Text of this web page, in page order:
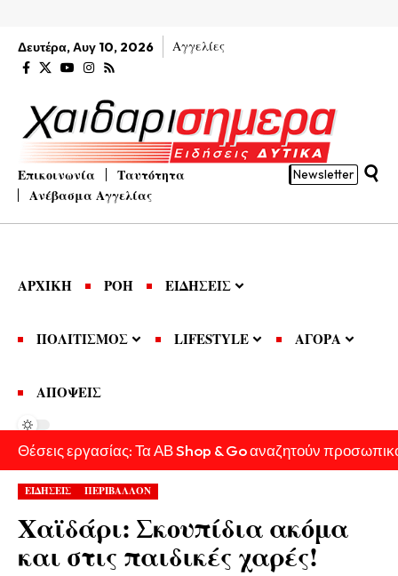
Δευτέρα, Αυγ 10, 2026 Αγγελίες
Επικοινωνία
Ταυτότητα
Ανέβασμα Αγγελίας
Newsletter
ΑΡΧΙΚΗ ΡΟΗ ΕΙΔΗΣΕΙΣ
ΠΟΛΙΤΙΣΜΟΣ LIFESTYLE ΑΓΟΡΑ
ΑΠΟΨΕΙΣ
Θέσεις εργασίας: Τα ΑΒ Shop & Go αναζητούν
ΕΙΔΗΣΕΙΣ ΠΕΡΙΒΑΛΛΟΝ
Χαϊδάρι: Σκουπίδια ακόμα
και στις παιδικές χαρές!